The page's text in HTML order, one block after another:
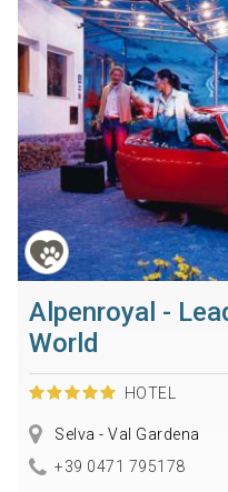
Alpenroyal -
World
HOTEL
Selva - Val Gardena
+39 0471 795178